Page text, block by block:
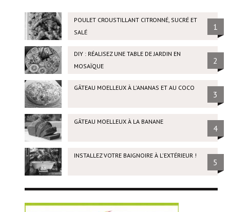
POULET CROUSTILLANT CITRONNÉ, SUCRÉ ET
SALÉ
1
DIY : RÉALISEZ UNE TABLE DE JARDIN EN
MOSAÏQUE
2
GÂTEAU MOELLEUX À L'ANANAS ET AU COCO
3
GÂTEAU MOELLEUX À LA BANANE
4
INSTALLEZ VOTRE BAIGNOIRE À L'EXTÉRIEUR !
5